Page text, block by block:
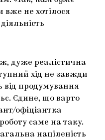
вже не хотілося
дуже реалістична
хід не завжди
продумування
Єдине, що варто
офіціантка
саме на таку.
націленість